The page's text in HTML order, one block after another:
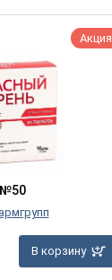
Акция
№50
В корзину